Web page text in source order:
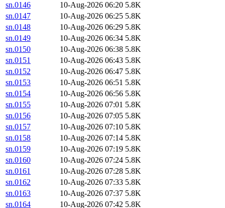
sn.0146
10-Aug-2026 06:20 5.8K
sn.0147
10-Aug-2026 06:25 5.8K
sn.0148
10-Aug-2026 06:29 5.8K
sn.0149
10-Aug-2026 06:34 5.8K
sn.0150
10-Aug-2026 06:38 5.8K
sn.0151
10-Aug-2026 06:43 5.8K
sn.0152
10-Aug-2026 06:47 5.8K
sn.0153
10-Aug-2026 06:51 5.8K
sn.0154
10-Aug-2026 06:56 5.8K
sn.0155
10-Aug-2026 07:01 5.8K
sn.0156
10-Aug-2026 07:05 5.8K
sn.0157
10-Aug-2026 07:10 5.8K
sn.0158
10-Aug-2026 07:14 5.8K
sn.0159
10-Aug-2026 07:19 5.8K
sn.0160
10-Aug-2026 07:24 5.8K
sn.0161
10-Aug-2026 07:28 5.8K
sn.0162
10-Aug-2026 07:33 5.8K
sn.0163
10-Aug-2026 07:37 5.8K
sn.0164
10-Aug-2026 07:42 5.8K